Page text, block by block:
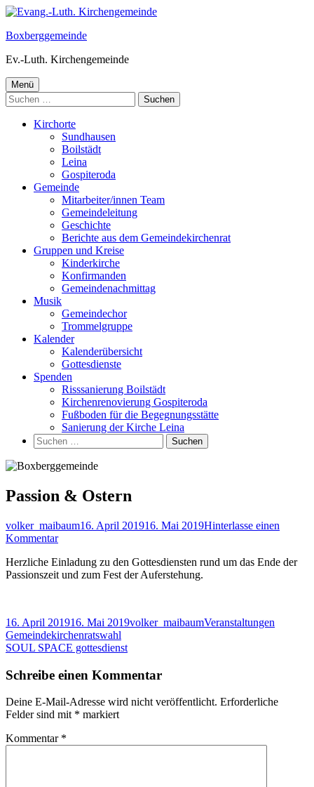
Springe
Inhalt
Boxberggemeinde
Ev.-Luth. Kirchengemeinde
Primäres
Menü
Menü
Suchen
nach:
Kirchorte
Sundhausen
Boilstädt
Leina
Gospiteroda
Gemeinde
Mitarbeiter/innen Team
Gemeindeleitung
Geschichte
Berichte aus dem Gemeindekirchenrat
Gruppen und Kreise
Kinderkirche
Konfirmanden
Gemeindenachmittag
Musik
Gemeindechor
Trommelgruppe
Kalender
Kalenderübersicht
Gottesdienste
Spenden
Risssanierung Boilstädt
Kirchenrenovierung Gospiteroda
Fußboden für die Begegnungsstätte
Sanierung der Kirche Leina
Suchen
nach:
Passion & Ostern
Autor
volker_maibaumVeröffentlicht
16. April 201916. Mai 2019Hinterlasse einen
Kommentarzu
&
Ostern
Herzliche Einladung zu den Gottesdiensten rund um das Ende der
Passionszeit und zum Fest der Auferstehung.
Veröffentlicht
am
16. April 201916. Mai 2019Autor
volker_maibaumKategorien
Veranstaltungen
Beitragsnavigation
Vorheriger
Beitrag:
Gemeindekirchenratswahl
Nächster
SOUL SPACE gottesdienst
Schreibe einen Kommentar
Deine E-Mail-Adresse wird nicht veröffentlicht. Erforderliche
Felder sind mit * markiert
Kommentar *